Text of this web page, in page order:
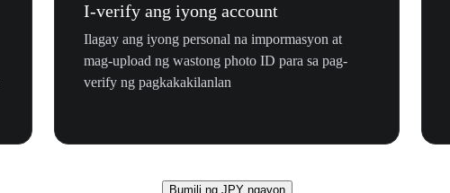
I-verify ang iyong account
Ilagay ang iyong personal na impormasyon at
mag-upload ng wastong photo ID para sa pag-
verify ng pagkakakilanlan
Bumili ng JPY ngayon